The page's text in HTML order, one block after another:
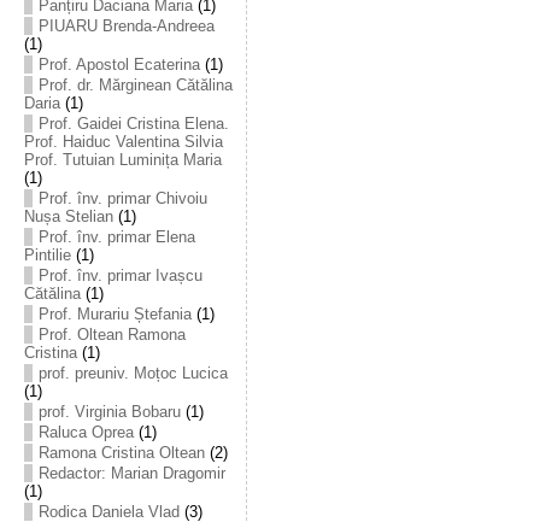
Panțiru Daciana Maria(1)
PIUARU Brenda-Andreea
(1)
Prof. Apostol Ecaterina(1)
Prof. dr. Mărginean Cătălina
Daria(1)
Prof. Gaidei Cristina Elena.
Prof. Haiduc Valentina Silvia
Prof. Tutuian Luminița Maria
(1)
Prof. înv. primar Chivoiu
Nușa Stelian(1)
Prof. înv. primar Elena
Pintilie(1)
Prof. înv. primar Ivașcu
Cătălina(1)
Prof. Murariu Ștefania(1)
Prof. Oltean Ramona
Cristina(1)
prof. preuniv. Moțoc Lucica
(1)
prof. Virginia Bobaru(1)
Raluca Oprea(1)
Ramona Cristina Oltean(2)
Redactor: Marian Dragomir
(1)
Rodica Daniela Vlad (3)